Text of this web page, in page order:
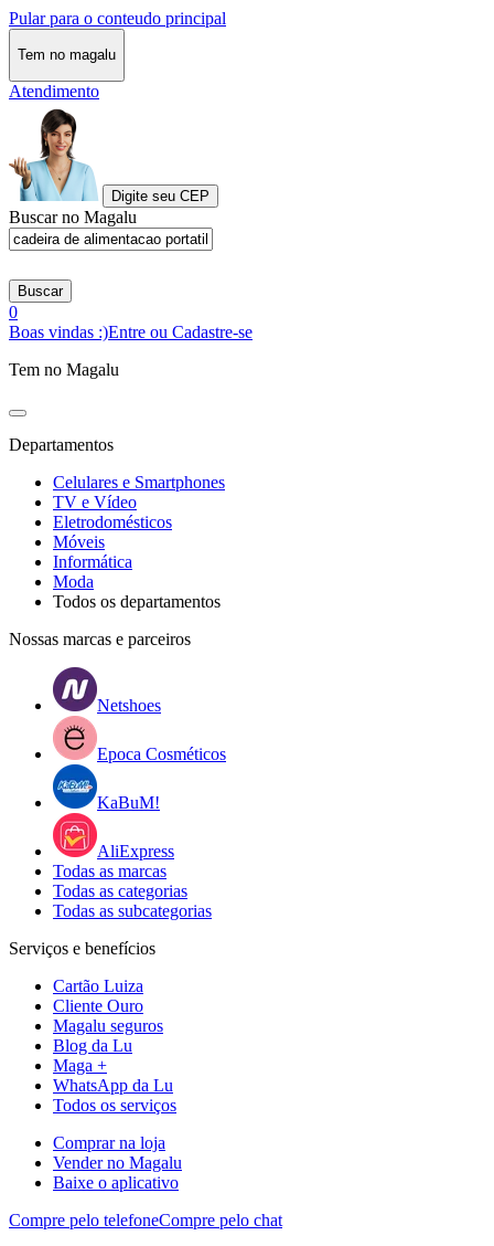
Pular para o conteudo principal
Tem no magalu
Atendimento
Digite seu CEP
Buscar no Magalu
Buscar
0
Boas vindas :)Entre ou Cadastre-se
Tem no Magalu
Departamentos
Celulares e Smartphones
TV e Vídeo
Eletrodomésticos
Móveis
Informática
Moda
Todos os departamentos
Nossas marcas e parceiros
Netshoes
Epoca Cosméticos
KaBuM!
AliExpress
Todas as marcas
Todas as categorias
Todas as subcategorias
Serviços e benefícios
Cartão Luiza
Cliente Ouro
Magalu seguros
Blog da Lu
Maga +
WhatsApp da Lu
Todos os serviços
Comprar na loja
Vender no Magalu
Baixe o aplicativo
Compre pelo telefoneCompre pelo chat